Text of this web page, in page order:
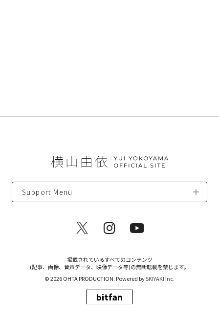
Support Menu
掲載されているすべてのコンテンツ
(記事、画像、音声データ、映像データ等)の無断転載を禁じます。
© 2026 OHTA PRODUCTION. Powered bySKIYAKI Inc.